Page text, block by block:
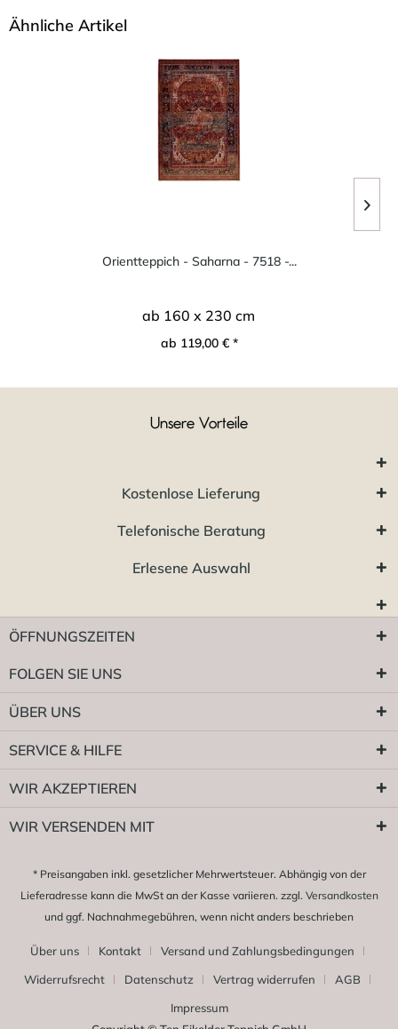
Ähnliche Artikel
Orientteppich - Saharna - 7518 -...
ab 160 x 230 cm
ab 119,00 € *
Unsere Vorteile
Kostenlose Lieferung
Telefonische Beratung
Erlesene Auswahl
ÖFFNUNGSZEITEN
FOLGEN SIE UNS
ÜBER UNS
SERVICE & HILFE
WIR AKZEPTIEREN
WIR VERSENDEN MIT
* Preisangaben inkl. gesetzlicher Mehrwertsteuer. Abhängig von der
Lieferadresse kann die MwSt an der Kasse variieren. zzgl. Versandkosten
und ggf. Nachnahmegebühren, wenn nicht anders beschrieben
Über uns Kontakt
Versand und Zahlungsbedingungen
Widerrufsrecht
Datenschutz Vertrag widerrufen
AGB
Impressum